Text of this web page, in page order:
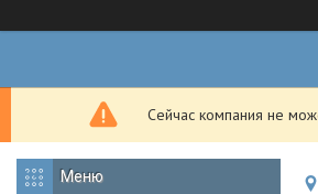
Сейчас компания не